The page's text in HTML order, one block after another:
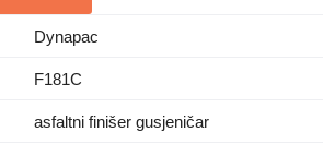
Dynapac
F181C
asfaltni finišer gusjeničar